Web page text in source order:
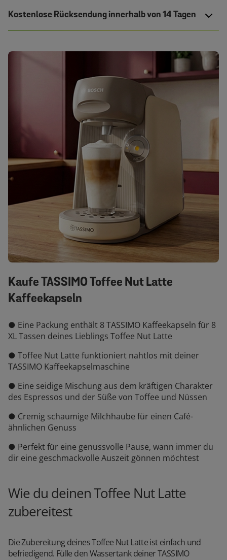
Kostenlose Rücksendung innerhalb von 14 Tagen
Kaufe TASSIMO Toffee Nut Latte
Kaffeekapseln
● Eine Packung enthält 8 TASSIMO Kaffeekapseln für 8
XL Tassen deines Lieblings Toffee Nut Latte
● Toffee Nut Latte funktioniert nahtlos mit deiner
TASSIMO Kaffeekapselmaschine
● Eine seidige Mischung aus dem kräftigen Charakter
des Espressos und der Süße von Toffee und Nüssen
● Cremig schaumige Milchhaube für einen Café-
ähnlichen Genuss
● Perfekt für eine genussvolle Pause, wann immer du
dir eine geschmackvolle Auszeit gönnen möchtest
Wie du deinen Toffee Nut Latte
zubereitest
Die Zubereitung deines Toffee Nut Latte ist einfach und
befriedigend. Fülle den Wassertank deiner TASSIMO